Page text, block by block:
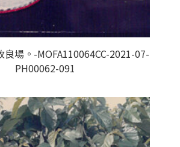
良場。-MOFA110064CC-2021-07-
PH00062-091